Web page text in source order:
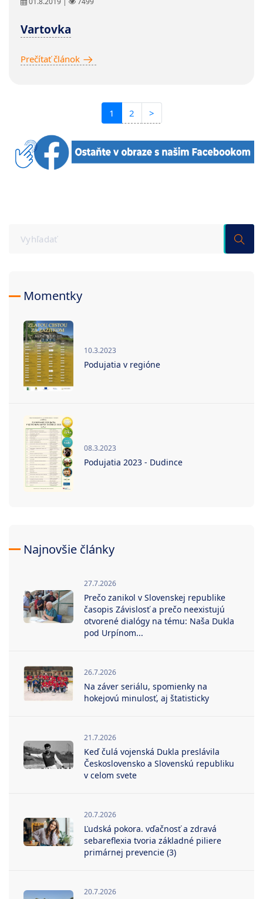
Vartovka
Prečítať článok
1 2 >
Momentky
10.3.2023
Podujatia v regióne
08.3.2023
Podujatia 2023 - Dudince
Najnovšie články
27.7.2026
Prečo zanikol v Slovenskej republike
časopis Závislosť a prečo neexistujú
otvorené dialógy na tému: Naša Dukla
pod Urpínom...
26.7.2026
Na záver seriálu, spomienky na
hokejovú minulosť, aj štatisticky
21.7.2026
Keď čulá vojenská Dukla preslávila
Československo a Slovenskú republiku
v celom svete
20.7.2026
Ľudská pokora. vďačnosť a zdravá
sebareflexia tvoria základné piliere
primárnej prevencie (3)
20.7.2026